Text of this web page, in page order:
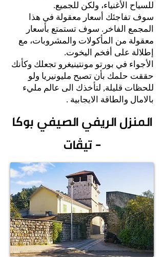
للسياح الأغنياء، ولكن للجميع.
سوف تفاجئك أسعار معقولة في هذا
المجمع الفاخر. سوف تستمتع بأسعار
معقولة من المأكولات والمشروبات، مع
إطلالة على أفخم اليخوت.
الأجواء في بورتو مونتينيغرو تجعلك وكأنك
حققت حلمك بأن تصبح مليونيريا ولو
للحظات قليلة, لتأخذك الى عالم مليء
بالامال والطاقة الايجابية .
المنزل الريفي الصيفيبوكا
- تيڤات